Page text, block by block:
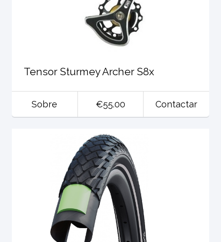
Tensor Sturmey Archer S8x
Sobre €55.00 Contactar